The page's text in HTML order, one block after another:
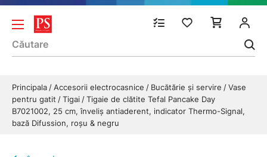
Principala Accesorii electrocasnice Bucătărie și servire
Vase
pentru gatit
Tigai
Tigaie de clătite Tefal Pancake Day
B7021002, 25 cm, înveliș antiaderent, indicator Thermo-Signal,
bază Difussion, roșu & negru